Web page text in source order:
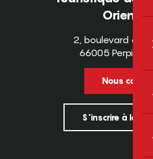
2, boulevard des
66005
Nous
S'inscrire à la